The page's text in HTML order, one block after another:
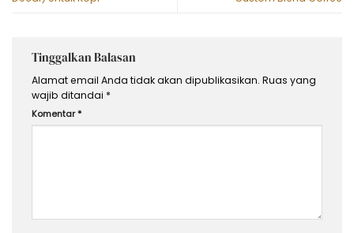
Tinggalkan Balasan
Alamat email Anda tidak akan dipublikasikan. Ruas yang
wajib ditandai *
Komentar*